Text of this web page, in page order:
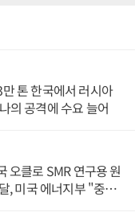
톤 한국에서 러시아
의 공격에 수요 늘어
오클로 SMR 연구용 원
, 미국 에너지부 "중요